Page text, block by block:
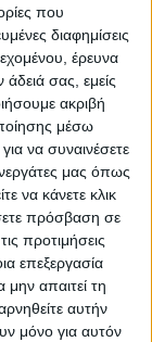
που
διαφημίσεις
έρευνα
άδειά σας, εμείς
ακριβή
μέσω
να συναινέσετε
μας όπως
να κάνετε κλικ
πρόσβαση σε
προτιμήσεις
επεξεργασία
απαιτεί τη
αυτήν
μόνο για αυτόν